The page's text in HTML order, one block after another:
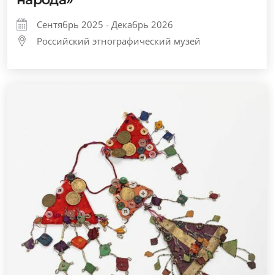
Сентябрь 2025 - Декабрь 2026
Российский этнографический музей